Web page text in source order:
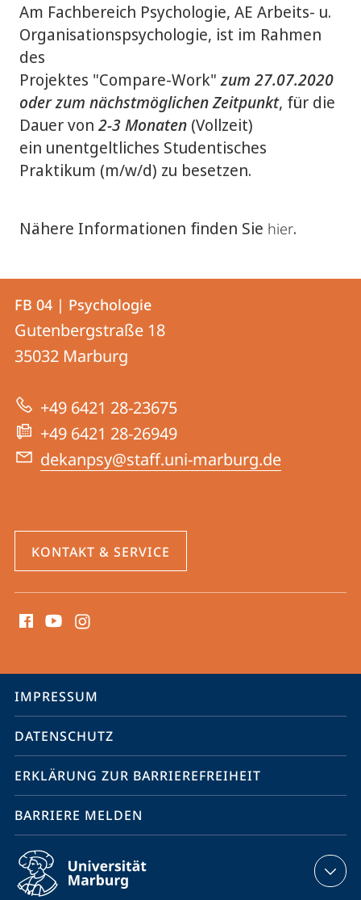
Am Fachbereich Psychologie, AE Arbeits- u.
Organisationspsychologie, ist im Rahmen
des
Projektes "Compare-Work"zum 27.07.2020
oder zum nächstmöglichen Zeitpunkt, für die
Dauer von 2-3 Monaten (Vollzeit)
ein unentgeltliches Studentisches
Praktikum (m/w/d) zu besetzen.
Nähere Informationen finden Sie hier.
Kontakt
und
Informationen
zur
Website
Kontaktinformationen
FB
04
|
Psychologie
FB 04 | Psychologie
Gutenbergstraße 18
35032 Marburg
+49 6421 28-23675
+49 6421 28-26949
dekanpsy@staff.uni-marburg.de
KONTAKT & SERVICE
Media
Service-
Navigation
IMPRESSUM
DATENSCHUTZ
ERKLÄRUNG ZUR BARRIEREFREIHEIT
BARRIERE MELDEN